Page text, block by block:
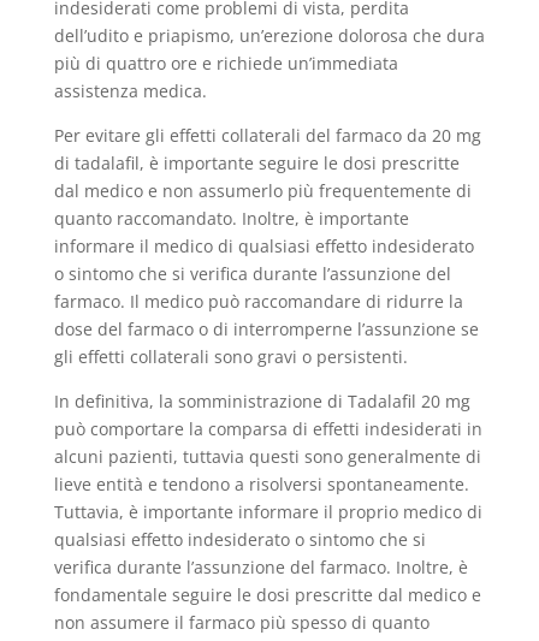
indesiderati come problemi di vista, perdita
dell’udito e priapismo, un’erezione dolorosa che dura
più di quattro ore e richiede un’immediata
assistenza medica.
Per evitare gli effetti collaterali del farmaco da 20 mg
di tadalafil, è importante seguire le dosi prescritte
dal medico e non assumerlo più frequentemente di
quanto raccomandato. Inoltre, è importante
informare il medico di qualsiasi effetto indesiderato
o sintomo che si verifica durante l’assunzione del
farmaco. Il medico può raccomandare di ridurre la
dose del farmaco o di interromperne l’assunzione se
gli effetti collaterali sono gravi o persistenti.
In definitiva, la somministrazione di Tadalafil 20 mg
può comportare la comparsa di effetti indesiderati in
alcuni pazienti, tuttavia questi sono generalmente di
lieve entità e tendono a risolversi spontaneamente.
Tuttavia, è importante informare il proprio medico di
qualsiasi effetto indesiderato o sintomo che si
verifica durante l’assunzione del farmaco. Inoltre, è
fondamentale seguire le dosi prescritte dal medico e
non assumere il farmaco più spesso di quanto